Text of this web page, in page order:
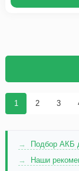
1 2 3
Подбор АКБ
Наши